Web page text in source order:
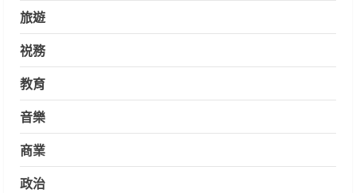
旅遊
祱務
教育
音樂
商業
政治